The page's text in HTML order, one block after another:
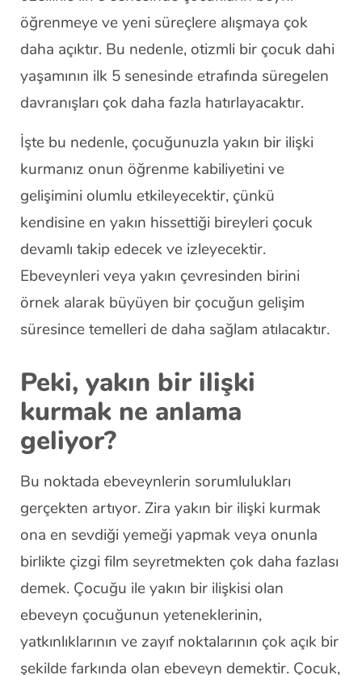
öğrenmeye ve yeni süreçlere alışmaya çok
daha açıktır. Bu nedenle, otizmli bir çocuk dahi
yaşamının ilk 5 senesinde etrafında süregelen
davranışları çok daha fazla hatırlayacaktır.
İşte bu nedenle, çocuğunuzla yakın bir ilişki
kurmanız onun öğrenme kabiliyetini ve
gelişimini olumlu etkileyecektir, çünkü
kendisine en yakın hissettiği bireyleri çocuk
devamlı takip edecek ve izleyecektir.
Ebeveynleri veya yakın çevresinden birini
örnek alarak büyüyen bir çocuğun gelişim
süresince temelleri de daha sağlam atılacaktır.
Peki, yakın bir ilişki
kurmak ne anlama
geliyor?
Bu noktada ebeveynlerin sorumlulukları
gerçekten artıyor. Zira yakın bir ilişki kurmak
ona en sevdiği yemeği yapmak veya onunla
birlikte çizgi film seyretmekten çok daha fazlası
demek. Çocuğu ile yakın bir ilişkisi olan
ebeveyn çocuğunun yeteneklerinin,
yatkınlıklarının ve zayıf noktalarının çok açık bir
şekilde farkında olan ebeveyn demektir. Çocuk,